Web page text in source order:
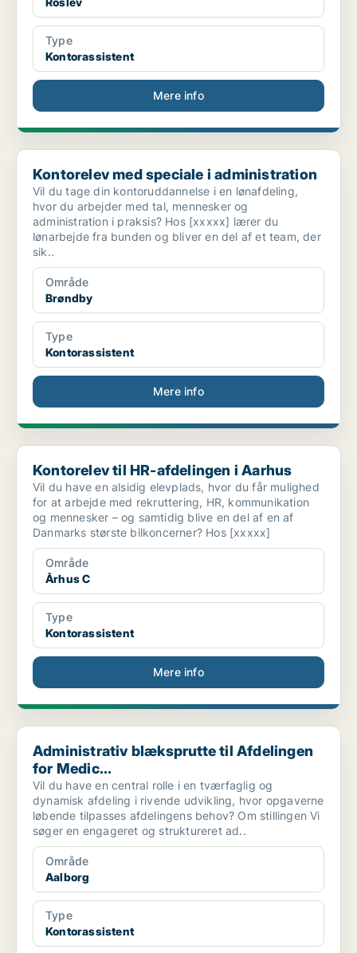
Type
Kontorassistent
Mere info
Kontorelev med speciale i administration
Kontorelev med speciale i administration
Vil du tage din kontoruddannelse i en lønafdeling,
hvor du arbejder med tal, mennesker og
administration i praksis? Hos [xxxxx] lærer du
lønarbejde fra bunden og bliver en del af et team, der
sik..
Område
Brøndby
Type
Kontorassistent
Mere info
Kontorelev til HR-afdelingen i Aarhus
Kontorelev til HR-afdelingen i Aarhus
Vil du have en alsidig elevplads, hvor du får mulighed
for at arbejde med rekruttering, HR, kommunikation
og mennesker – og samtidig blive en del af en af
Danmarks største bilkoncerner? Hos [xxxxx]
Område
Århus C
Type
Kontorassistent
Mere info
Administrativ blæksprutte til Afdelingen for Medic...
Administrativ blæksprutte til Afdelingen
for Medic...
Vil du have en central rolle i en tværfaglig og
dynamisk afdeling i rivende udvikling, hvor opgaverne
løbende tilpasses afdelingens behov? Om stillingen Vi
søger en engageret og struktureret ad..
Område
Aalborg
Type
Kontorassistent